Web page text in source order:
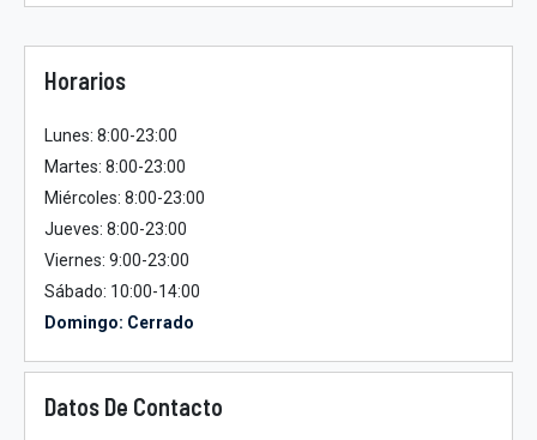
Horarios
Lunes: 8:00-23:00
Martes: 8:00-23:00
Miércoles: 8:00-23:00
Jueves: 8:00-23:00
Viernes: 9:00-23:00
Sábado: 10:00-14:00
Domingo: Cerrado
Datos De Contacto